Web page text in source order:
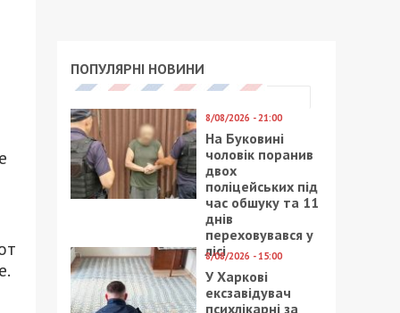
ПОПУЛЯРНІ НОВИНИ
8/08/2026 - 21:00
На Буковині
чоловік поранив
двох
поліцейських під
час обшуку та 11
днів
переховувався у
лісі
8/08/2026 - 15:00
У Харкові
ексзавідувач
психлікарні за